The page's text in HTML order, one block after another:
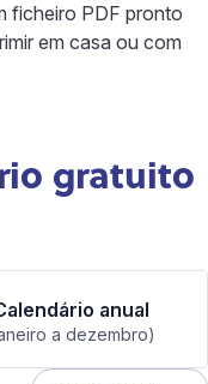
ficheiro PDF pronto
em casa ou com
gratuito
anual
a dezembro)